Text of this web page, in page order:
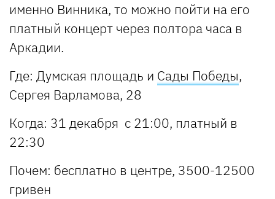
именно Винника, то можно пойти на его
платный концерт через полтора часа в
Аркадии.
Где: Думская площадь и Сады Победы,
Сергея Варламова, 28
Когда: 31 декабря с 21:00, платный в
22:30
Почем: бесплатно в центре, 3500-12500
гривен